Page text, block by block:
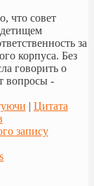
что совет
детищем
за
корпуса. Без
говорить о
вопросы -
| Цитата
запису